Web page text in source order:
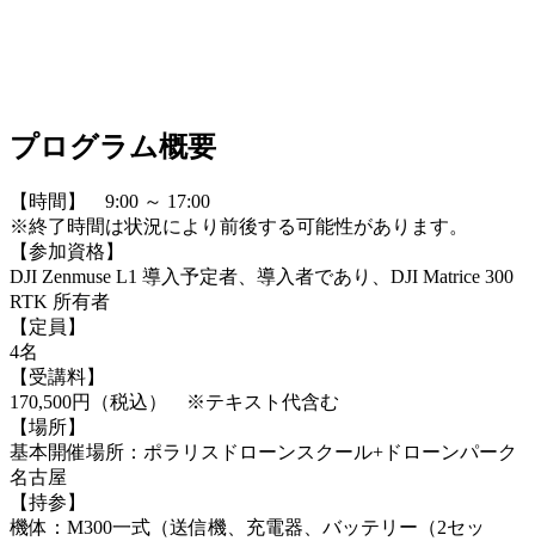
プログラム概要
【時間】 9:00 ～ 17:00
※終了時間は状況により前後する可能性があります。
【参加資格】
DJI Zenmuse L1 導入予定者、導入者であり、DJI Matrice 300
RTK 所有者
【定員】
4名
【受講料】
170,500円（税込） ※テキスト代含む
【場所】
基本開催場所：ポラリスドローンスクール+ドローンパーク
名古屋
【持参】
機体：M300一式（送信機、充電器、バッテリー（2セッ